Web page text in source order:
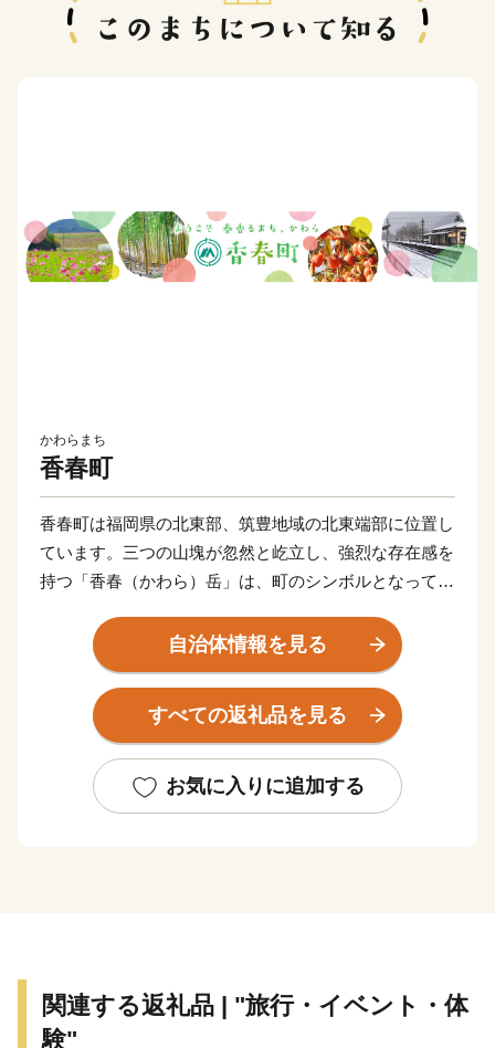
かわらまち
香春町
香春町は福岡県の北東部、筑豊地域の北東端部に位置し
ています。三つの山塊が忽然と屹立し、強烈な存在感を
持つ「香春（かわら）岳」は、町のシンボルとなってお
産出され奈良の大仏の建立や皇朝十二銭等に使用された
と伝えられています。私たちは、このように大陸文化を
大和王朝に送り続けた、長い歴史のある町に暮らしてい
ます。今後もふるさとに誇りと愛着を抱き、誰もが安
自治体情報を見る
すべての返礼品を見る
お気に入りに追加する
関連する返礼品 | "旅行・イベント・体
験"